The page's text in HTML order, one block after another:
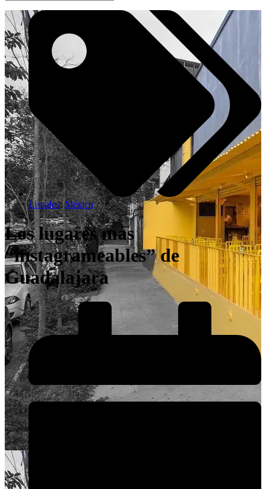
Listados,México
Los lugares más
“instagrameables” de
Guadalajara